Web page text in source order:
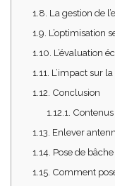
1.8. La gestion de
1.9. L’optimisation
1.10. L’évaluation
1.11. L’impact sur
1.12. Conclusion
1.12.1.
1.13. Enlever
1.14. Pose de
1.15. Comment